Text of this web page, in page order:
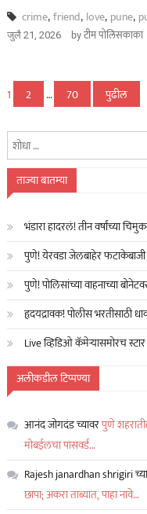
crime,friend, love, pune,
जुलै 21, 2026 byटीम पोलिसकाका
पोस्ट्स
पृष्ठांकन
1 2 … 70 पुढील
ताज्या बातम्या
भंडारा हादरलं! तीन वर्षांच्या
पुणे! येरवडा जेलबाहेर
पुणे! पोलिसांच्या वाहनाच्या
हृदयद्रावक! पोलीस भरतीसाठी
Live व्हिडिओ कॅमेऱ्यासमोरच
अलीकडील टिप्पण्या
आनंद जोगदंडच्यावरपुणे
मोबईलचा पासवर्ड…
Rajesh janardhan shrigiri
छापा; अकरा ताब्यात, पाहा नावे…